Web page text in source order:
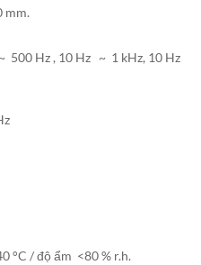
mm.
500 Hz , 10 Hz ~ 1 kHz, 10 Hz
°C / độ ẩm <80 % r.h.